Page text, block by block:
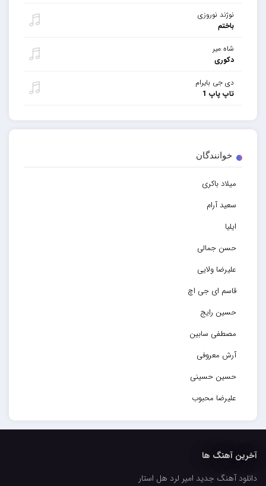
نوژند نوروزی
باختم
شاه میر
دکوری
دی جی بایرام
تاپ پاپ 1
خوانندگان
میلاد باکری
سعید آرام
ایلیا
حسن جمالی
علیرضا ولایی
قاسم ای جی اچ
حسین رایج
مصطفی سابین
آرش معروفی
حسین حسینی
علیرضا محبوب
حسین حصارکی
کاپیتان
آخرین آهنگ ها
دانلود آهنگ جدید امیر لرد هل استار